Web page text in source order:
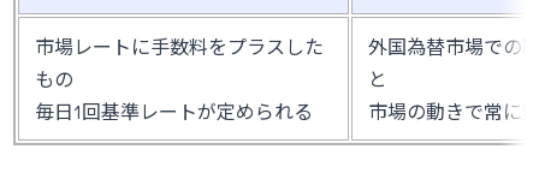
市場レートに手数料をプラスした
もの
毎日1回基準レートが定められる
外国為替市場での
と
市場の動きで常に